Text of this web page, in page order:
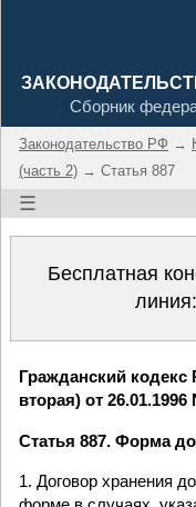
Сборник
Законодательство РФ →
(часть 2) → Статья 887
☰
Бесплатная
линия:
Гражданский кодекс
вторая) от 26.01.1996
Статья 887. Форма
1. Договор хранения